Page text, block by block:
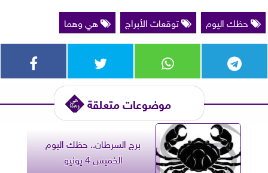
حظك اليوم
توقعات الأبراج هي وهما
موضوعات متعلقة
برج السرطان.. حظك اليوم
الخميس 4 يونيو